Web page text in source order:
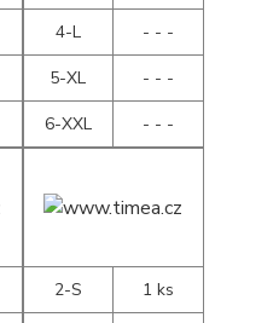
4-L
- - -
5-XL
- - -
6-XXL
- - -
2-S
1 ks